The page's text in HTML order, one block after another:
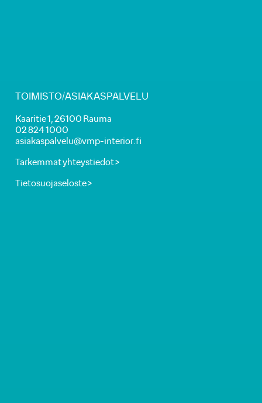
TOIMISTO/ASIAKASPALVELU
Kaaritie 1, 26100 Rauma
02 824 1000
asiakaspalvelu@vmp-interior.fi
Tarkemmat yhteystiedot >
Tietosuojaseloste >